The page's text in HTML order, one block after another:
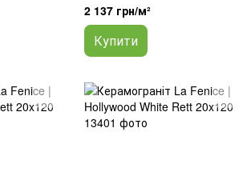
2 137 грн/м²
Купити